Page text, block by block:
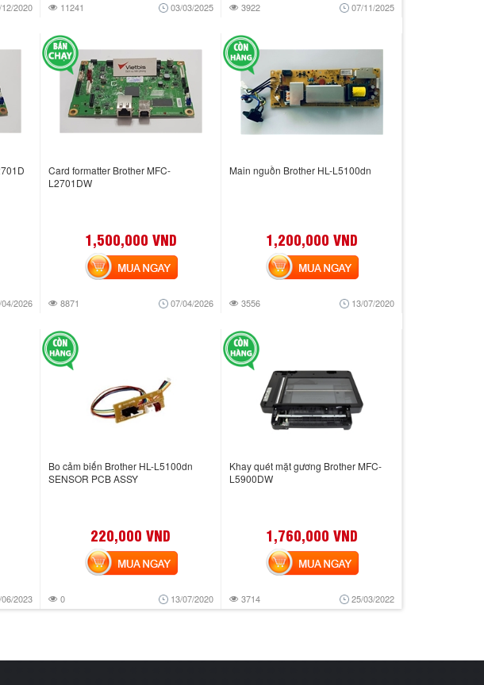
12/2020 11241 03/03/2025 3922 07/11/2025
2026
Card formatter Brother MFC-
L2701DW
1,500,000 VND
8871 07/04/2026
MUA NGAY
Main nguồn Brother HL-L5100dn
1,200,000 VND
3556 13/07/2020
MUA NGAY
2023
Bo cảm biến Brother HL-L5100dn
SENSOR PCB ASSY
220,000 VND
0 13/07/2020
MUA NGAY
Khay quét mặt gương Brother MFC-
L5900DW
1,760,000 VND
3714 25/03/2022
MUA NGAY